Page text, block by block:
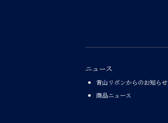
ニュース
青山リボンからのお知らせ
商品ニュース